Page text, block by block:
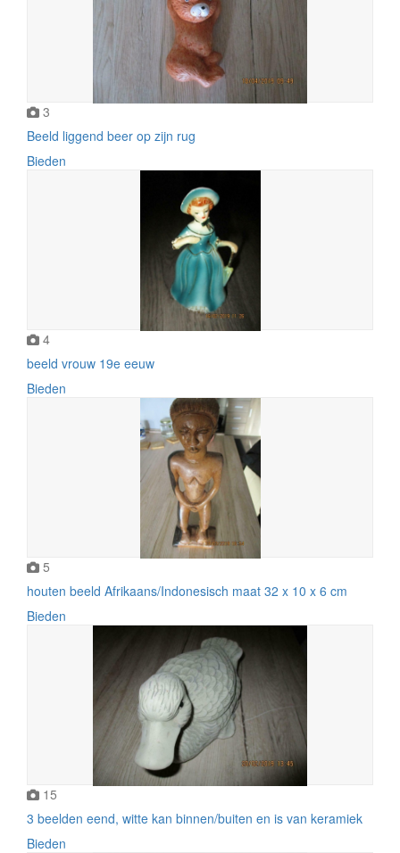
3
Beeld liggend beer op zijn rug
Bieden
4
beeld vrouw 19e eeuw
Bieden
5
houten beeld Afrikaans/Indonesisch maat 32 x 10 x 6 cm
Bieden
15
3 beelden eend, witte kan binnen/buiten en is van keramiek
Bieden